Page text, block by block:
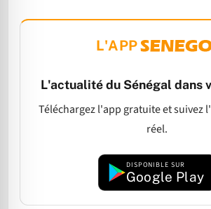
L'APP
L'actualité du Sénégal dans
Téléchargez l'app gratuite et suivez
réel.
DISPONIBLE SUR
Google Play